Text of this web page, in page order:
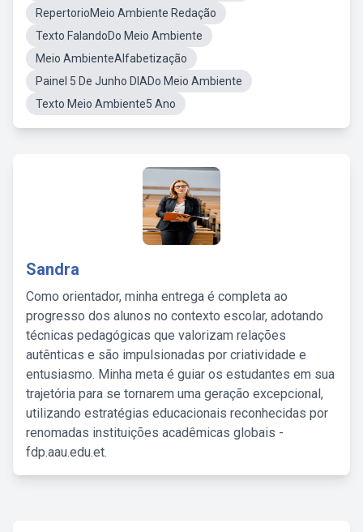
RepertorioMeio Ambiente Redação
Texto FalandoDo Meio Ambiente
Meio AmbienteAlfabetização
Painel 5 De Junho DIADo Meio Ambiente
Texto Meio Ambiente5 Ano
Sandra
Como orientador, minha entrega é completa ao
progresso dos alunos no contexto escolar, adotando
técnicas pedagógicas que valorizam relações
autênticas e são impulsionadas por criatividade e
entusiasmo. Minha meta é guiar os estudantes em sua
trajetória para se tornarem uma geração excepcional,
utilizando estratégias educacionais reconhecidas por
renomadas instituições acadêmicas globais -
fdp.aau.edu.et.